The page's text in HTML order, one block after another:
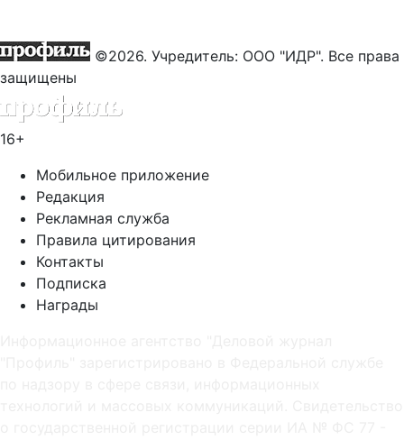
©2026. Учредитель: ООО "ИДР". Все права
защищены
16+
Мобильное приложение
Редакция
Рекламная служба
Правила цитирования
Контакты
Подписка
Награды